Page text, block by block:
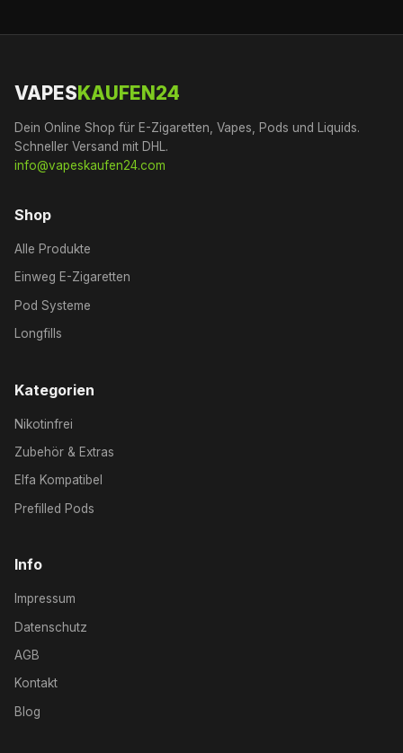
VAPESKAUFEN24
Dein Online Shop für E-Zigaretten, Vapes, Pods und Liquids.
Schneller Versand mit DHL.
info@vapeskaufen24.com
Shop
Alle Produkte
Einweg E-Zigaretten
Pod Systeme
Longfills
Kategorien
Nikotinfrei
Zubehör & Extras
Elfa Kompatibel
Prefilled Pods
Info
Impressum
Datenschutz
AGB
Kontakt
Blog